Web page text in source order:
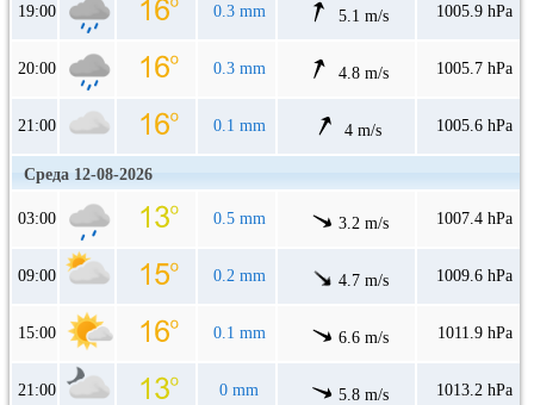
19:00 0.3 mm 5.1 m/s 1005.9 hPa
20:00 0.3 mm 4.8 m/s 1005.7 hPa
21:00 0.1 mm 4 m/s 1005.6 hPa
Среда 12-08-2026
03:00 0.5 mm 3.2 m/s 1007.4 hPa
09:00 0.2 mm 4.7 m/s 1009.6 hPa
15:00 0.1 mm 6.6 m/s 1011.9 hPa
21:00 0 mm 5.8 m/s 1013.2 hPa